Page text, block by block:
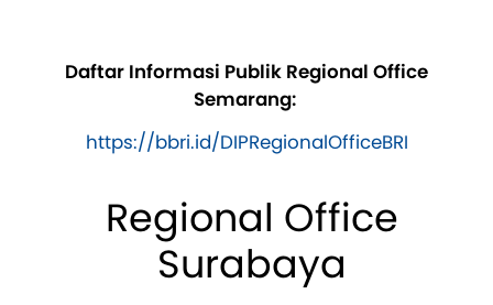
Daftar Informasi Publik Regional Office
Semarang:
https://bbri.id/DIPRegionalOfficeBRI
Regional Office
Surabaya